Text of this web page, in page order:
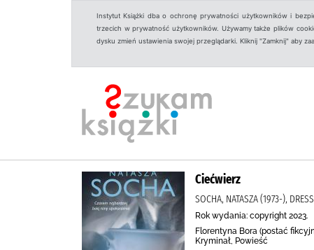
Instytut Książki dba o ochronę prywatności użytkowników i
trzecich w prywatność użytkowników. Używamy także plików
dysku zmień ustawienia swojej przeglądarki. Kliknij "Zamknij" aby
Ciećwierz
SOCHA, NATASZA (1973-),
Rok wydania: copyright 2023.
Florentyna Bora (postać
Kryminał, Powieść